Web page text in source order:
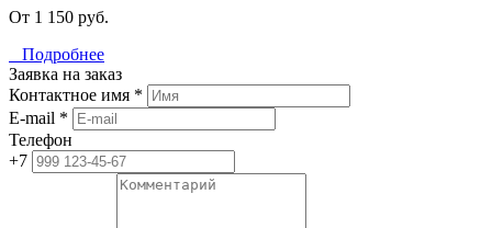
От 1 150 руб.
Подробнее
Заявка на заказ
Контактное имя *
E-mail *
Телефон
+7